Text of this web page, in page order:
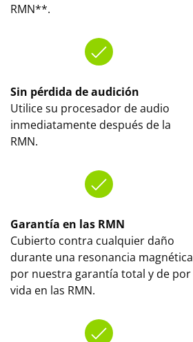
RMN**.
Sin pérdida de audición
Utilice su procesador de audio
inmediatamente después de la
RMN.
Garantía en las RMN
Cubierto contra cualquier daño
durante una resonancia magnética
por nuestra garantía total y de por
vida en las RMN.